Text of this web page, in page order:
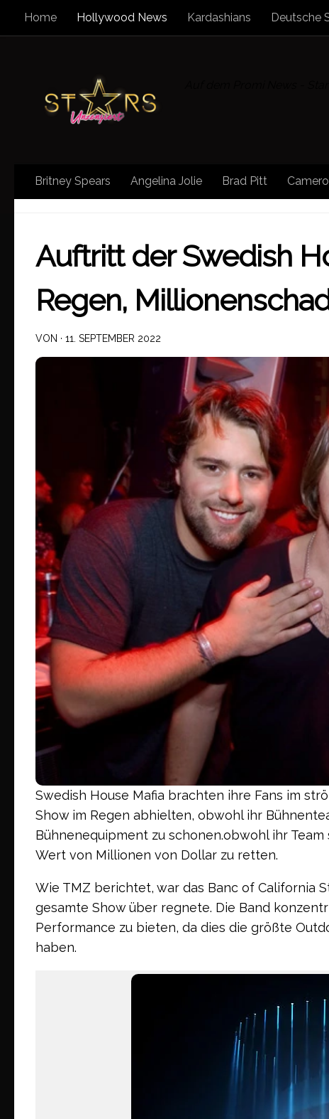
Zum Inhalt springen
Home Hollywood News Kardashians Deutsche
Britney Spears Angelina Jolie Brad Pitt
HOLLYWOOD NEWS
Auftritt der Swedish
Regen,
VON · 11. SEPTEMBER 2022
Swedish House Mafia brachten ihre Fans im
Show im Regen abhielten, obwohl ihr
Bühnenequipment zu schonen.obwohl ihr
Wert von Millionen von Dollar zu retten.
Wie TMZ berichtet, war das Banc of California
gesamte Show über regnete. Die Band
Performance zu bieten, da dies die größte
haben.